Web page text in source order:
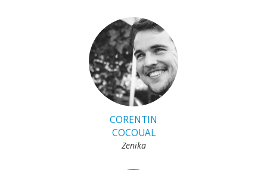
CORENTIN
COCOUAL
Zenika